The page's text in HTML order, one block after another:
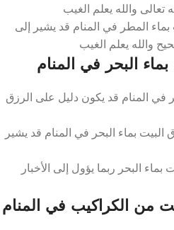
والله يعلم الغيب
بماء المطر في المنام قد يشير إلى
والله يعلم الغيب
البحر في المنام
في المنام قد يكون دليل على الرزق
بماء البحر في المنام قد يشير
بماء البحر ربما يؤول إلى الأخبار
من الكراكيب في المنام